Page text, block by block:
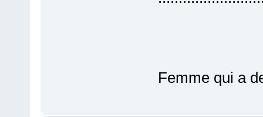
Femme qui a